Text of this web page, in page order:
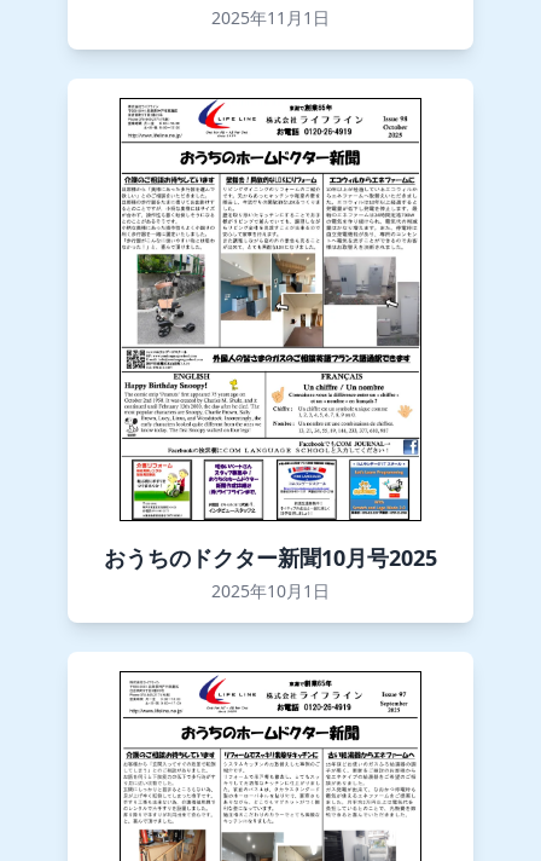
2025年11月1日
おうちのドクター新聞10月号2025
2025年10月1日